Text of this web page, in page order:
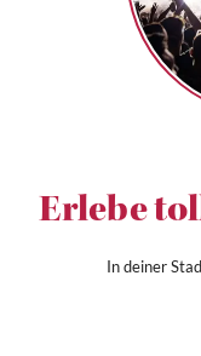
Erlebe
In deiner